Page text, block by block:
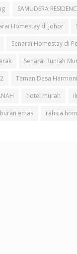
SAMUDERA
Homestay di Johor
Senarai Homestay di
Senarai Rumah
Taman Desa Harmoni
hotel murah
emas rahsia